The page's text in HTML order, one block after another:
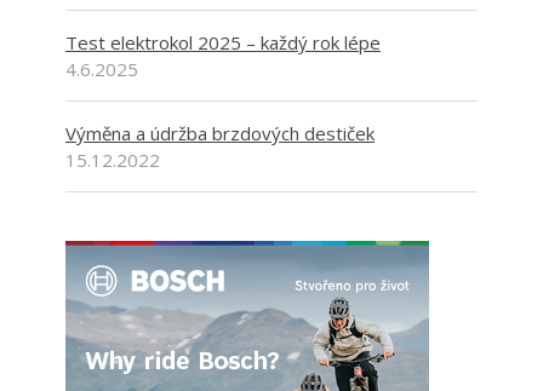
Test elektrokol 2025 – každý rok lépe
4.6.2025
Výměna a údržba brzdových destiček
15.12.2022